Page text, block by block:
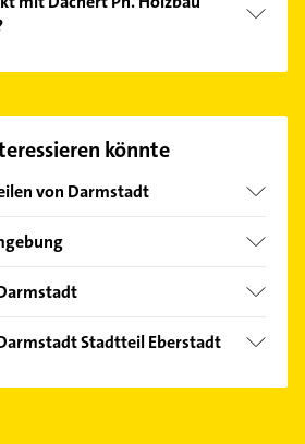
. könnte
von Darmstadt
Stadtteil Eberstadt